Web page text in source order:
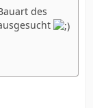
des